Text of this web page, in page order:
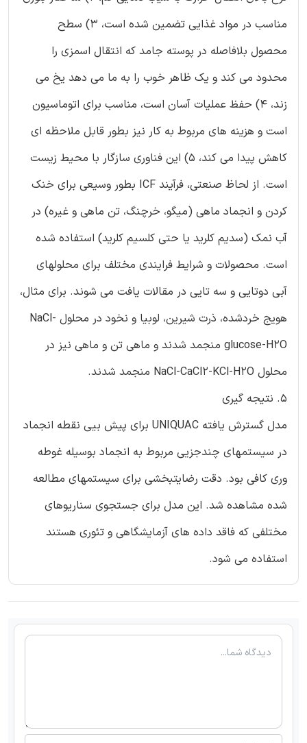
مناسب در مواد غذایی تضمین شده است، 3) سطح
محصول بلافاصله در پوسته جامد که انتقال اسمزی را
محدود می کند و یک ظاهر خوب را به ما می دهد یخ می
زند، 4) حفظ عملیات آسان است، مناسب برای اتوماسیون
است و هزینه های مربوط به کار نیز بطور قابل ملاحظه ای
کاهش پیدا می کند، 5) این فناوری سازگار با محیط زیست
است. از لحاظ صنعتی، فرآیند ICF بطور وسیعی برای خنک
کردن و انجماد ماهی (میگو، خرچنگ، تن ماهی و غیره) در
آب نمک (سدیم کلرید یا حتی کلسیم کلرید) استفاده شده
است. محصولات و شرایط فرایندی مختلف برای محلولهای
آبی دوتایی و سه تایی در مقالات یافت می شوند. برای مثال،
هویج خردشده، ذرت شیرین، لوبیا و نخود در محلول NaCl-
glucose-H2O منجمد شدند و ماهی تن و ماهی نیز در
محلول NaCl-CaCl2-KCl-H2O منجمد شدند.
5. نتیجه گیری
مدل گسترش یافته UNIQUAC برای پیش بیی نقطه انجماد
در سیستمهای چندجزیی مربوط به انجماد بوسیله غوطه
وری کافی بود. دقت رضایتبخشی برای سیستمهای مطالعه
شده مشاهده شد. این مدل برای جستجوی سناریوهای
مختلفی که فاقد داده های آزمایشگاهی و تئوری هستند
استفاده می شود.